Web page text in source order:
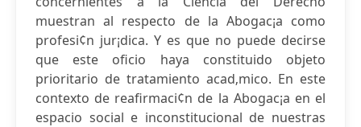
muestran al respecto de la Abogac¡a como
profesi¢n jur¡dica. Y es que no puede decirse
que este oficio haya constituido objeto
prioritario de tratamiento acad‚mico. En este
contexto de reafirmaci¢n de la Abogac¡a en el
espacio social e inconstitucional de nuestras